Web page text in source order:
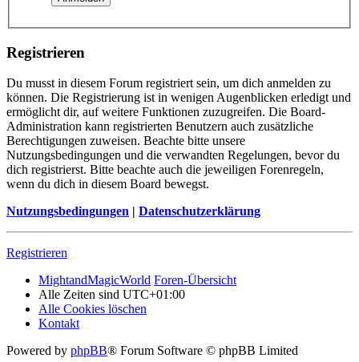
Registrieren
Du musst in diesem Forum registriert sein, um dich anmelden zu
können. Die Registrierung ist in wenigen Augenblicken erledigt und
ermöglicht dir, auf weitere Funktionen zuzugreifen. Die Board-
Administration kann registrierten Benutzern auch zusätzliche
Berechtigungen zuweisen. Beachte bitte unsere
Nutzungsbedingungen und die verwandten Regelungen, bevor du
dich registrierst. Bitte beachte auch die jeweiligen Forenregeln,
wenn du dich in diesem Board bewegst.
Nutzungsbedingungen | Datenschutzerklärung
Registrieren
MightandMagicWorld Foren-Übersicht
Alle Zeiten sind UTC+01:00
Alle Cookies löschen
Kontakt
Powered by phpBB® Forum Software © phpBB Limited